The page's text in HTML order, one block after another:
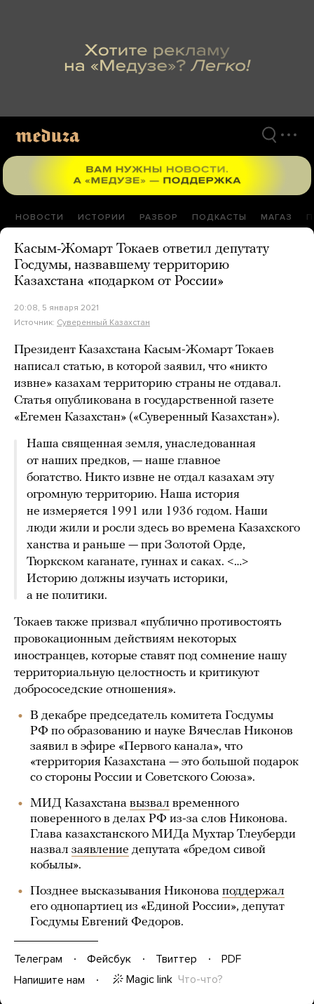
НОВОСТИ ИСТОРИИ РАЗБОР ПОДКАСТЫ МАГАЗ
Касым-Жомарт Токаев ответил депутату
Госдумы, назвавшему территорию
Казахстана «подарком от России»
20:08, 5 января 2021
Источник: Суверенный Казахстан
Президент Казахстана Касым-Жомарт Токаев
написал статью, в которой заявил, что «никто
извне» казахам территорию страны не отдавал.
Статья опубликована в государственной газете
«Егемен Казахстан» («Суверенный Казахстан»).
Наша священная земля, унаследованная
от наших предков, — наше главное
богатство. Никто извне не отдал казахам эту
огромную территорию. Наша история
не измеряется 1991 или 1936 годом. Наши
люди жили и росли здесь во времена Казахского
ханства и раньше — при Золотой Орде,
Тюркском каганате, гуннах и саках. <…>
Историю должны изучать историки,
а не политики.
Токаев также призвал «публично противостоять
провокационным действиям некоторых
иностранцев, которые ставят под сомнение нашу
территориальную целостность и критикуют
добрососедские отношения».
В декабре председатель комитета Госдумы
РФ по образованию и науке Вячеслав Никонов
заявил в эфире «Первого канала», что
«территория Казахстана — это большой подарок
со стороны России и Советского Союза».
МИД Казахстана вызвал временного
поверенного в делах РФ из-за слов Никонова.
Глава казахстанского МИДа Мухтар Тлеуберди
назвал заявление депутата «бредом сивой
кобылы».
Позднее высказывания Никонова поддержал
его однопартиец из «Единой России», депутат
Госдумы Евгений Федоров.
Телеграм Фейсбук Твиттер
PDF
Напишите нам
Magic link Что-что?